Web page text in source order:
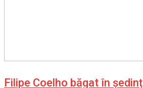
Filipe Coelho băgat în